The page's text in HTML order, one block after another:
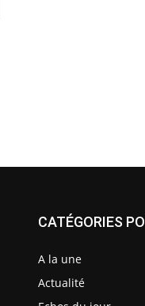
CATÉGORIES
A la une
Actualité